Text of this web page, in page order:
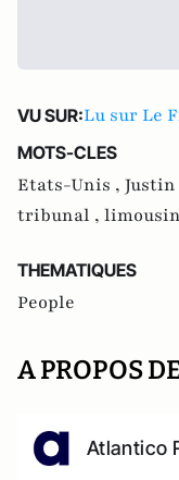
VU SUR:Lu sur Le
MOTS-CLES
Etats-Unis , Justin
tribunal ,
THEMATIQUES
People
A PROPOS
Atlantico